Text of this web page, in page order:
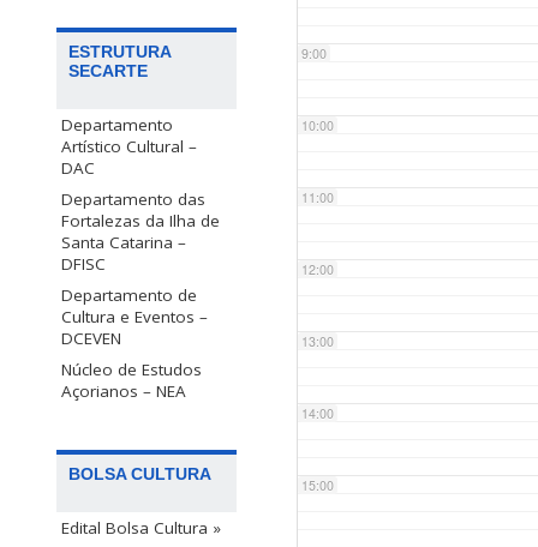
ESTRUTURA
SECARTE
Departamento
Artístico Cultural –
DAC
Departamento das
Fortalezas da Ilha de
Santa Catarina –
DFISC
Departamento de
Cultura e Eventos –
DCEVEN
Núcleo de Estudos
Açorianos – NEA
BOLSA CULTURA
Edital Bolsa Cultura »
9:00
10:00
11:00
12:00
13:00
14:00
15:00